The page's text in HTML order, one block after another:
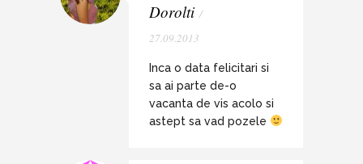
Dorolti /
27.09.2013
Inca o data felicitari si
sa ai parte de-o
vacanta de vis acolo si
astept sa vad pozele